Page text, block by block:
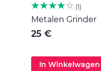
1
Metalen Grinder
25 €
In Winkelwagen